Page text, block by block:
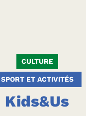
CULTURE
SPORT ET ACTIVITÉS
Kids&Us